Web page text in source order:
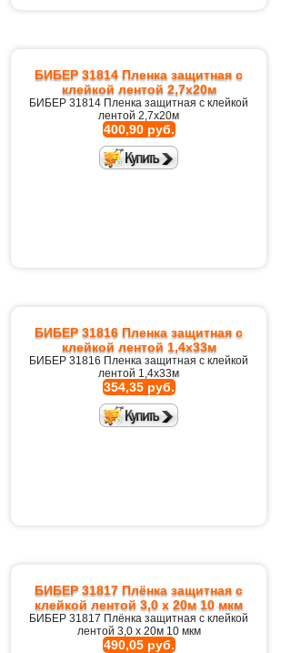
БИБЕР 31814 Пленка защитная с
клейкой лентой 2,7х20м
БИБЕР 31814 Пленка защитная с клейкой
лентой 2,7х20м
400,90 руб.
БИБЕР 31816 Пленка защитная с
клейкой лентой 1,4х33м
БИБЕР 31816 Пленка защитная с клейкой
лентой 1,4х33м
354,35 руб.
БИБЕР 31817 Плёнка защитная с
клейкой лентой 3,0 х 20м 10 мкм
БИБЕР 31817 Плёнка защитная с клейкой
лентой 3,0 х 20м 10 мкм
490,05 руб.